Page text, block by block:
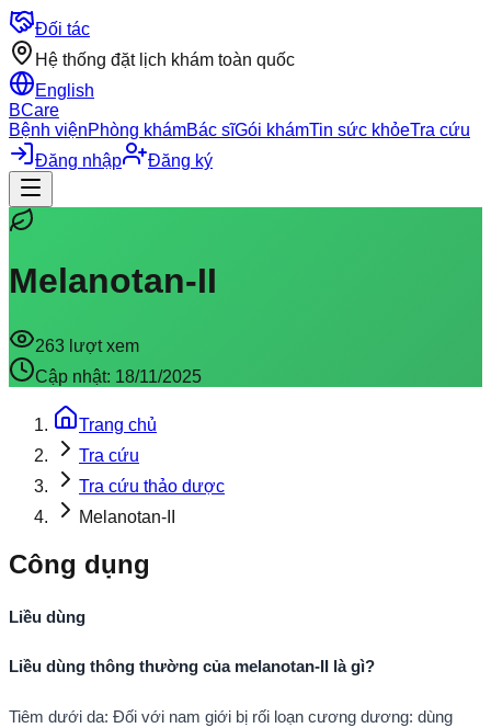
Đối tác
Hệ thống đặt lịch khám toàn quốc
English
BCare
Bệnh việnPhòng khámBác sĩGói khámTin sức khỏeTra cứu
Đăng nhập
Đăng ký
Melanotan-II
263 lượt xem
Cập nhật: 18/11/2025
Trang chủ
Tra cứu
Tra cứu thảo dược
Melanotan-II
Công dụng
Liều dùng
Liều dùng thông thường của melanotan-II là gì?
Tiêm dưới da: Đối với nam giới bị rối loạn cương dương: dùng